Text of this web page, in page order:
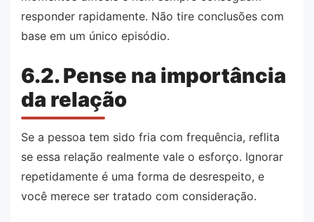
responder rapidamente. Não tire conclusões com
base em um único episódio.
6.2. Pense na importância
da relação
Se a pessoa tem sido fria com frequência, reflita
se essa relação realmente vale o esforço. Ignorar
repetidamente é uma forma de desrespeito, e
você merece ser tratado com consideração.